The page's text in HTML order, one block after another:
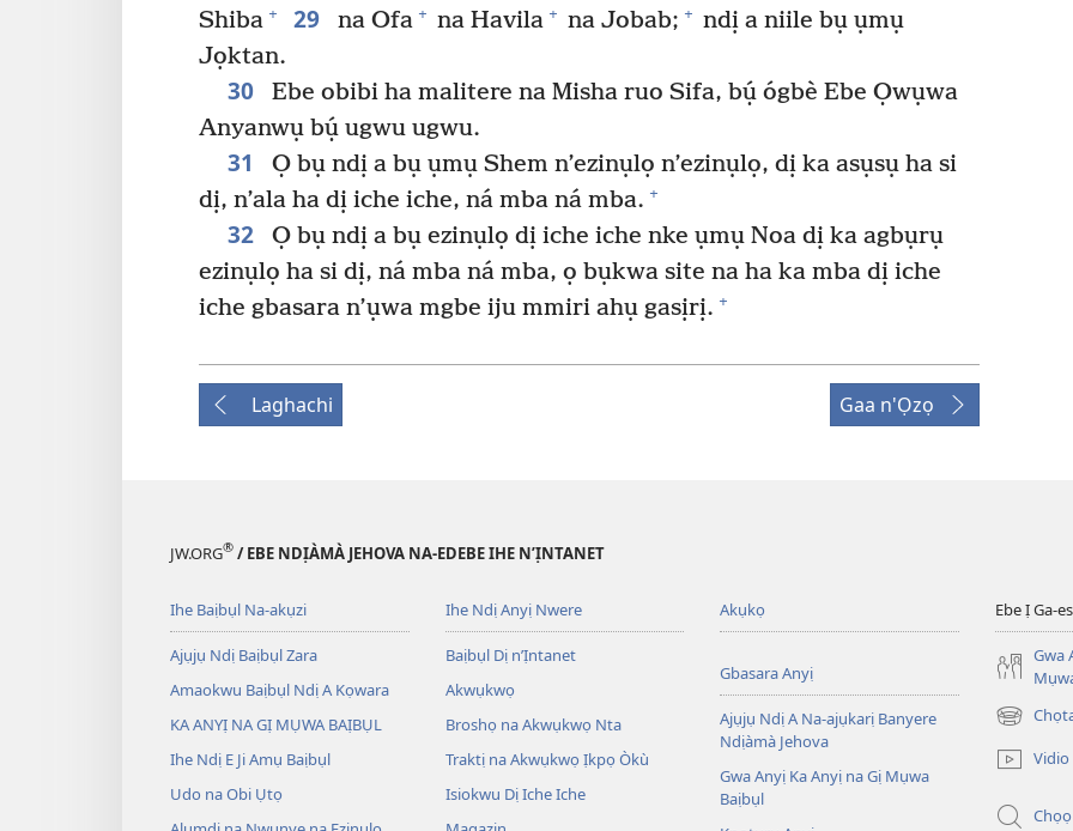
Shiba + 29 na Ofa + na Havila + na Jobab; + ndị a niile bụ ụmụ
Jọktan.
30
Ebe obibi ha malitere na Misha ruo Sifa, bụ́ ógbè Ebe Ọwụwa
Anyanwụ bụ́ ugwu ugwu.
31
Ọ bụ ndị a bụ ụmụ Shem n’ezinụlọ n’ezinụlọ, dị ka asụsụ ha si
dị, n’ala ha dị iche iche, ná mba ná mba. +
32
Ọ bụ ndị a bụ ezinụlọ dị iche iche nke ụmụ Noa dị ka agbụrụ
ezinụlọ ha si dị, ná mba ná mba, ọ bụkwa site na ha ka mba dị iche
iche gbasara n’ụwa mgbe iju mmiri ahụ gasịrị. +
Laghachi Gaa n'Ọzọ
JW.ORG® / EBE NDỊÀMÀ JEHOVA NA-EDEBE IHE N’ỊNTANET
Ihe Baịbụl Na-akụzi
Ajụjụ Ndị Baịbụl Zara
Amaokwu Baịbụl Ndị A Kọwara
KA ANYỊ NA GỊ MỤWA BAỊBỤL
Ihe Ndị E Ji Amụ Baịbụl
Udo na Obi Ụtọ
Ihe Ndị Anyị Nwere
Baịbụl Dị n’Ịntanet
Akwụkwọ
Broshọ na Akwụkwọ Nta
Traktị na Akwụkwọ Ịkpọ Òkù
Isiokwu Dị Iche Iche
Akụkọ
Gbasara Anyị
Ajụjụ Ndị A Na-ajụkarị Banyere
Ndịàmà Jehova
Gwa Anyị Ka Anyị na Gị Mụwa
Baịbụl
Ebe Ị Ga-
Gwa
(ga-
emepere
gị
ọzọ
Vidio
Chọọ